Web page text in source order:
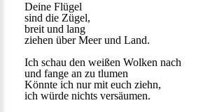
Deine Flügel
sind die Zügel,
breit und lang
ziehen über Meer und Land.
Ich schau den weißen Wolken nach
und fange an zu tlumen
Könnte ich nur mit euch ziehn,
ich würde nichts versäumen.